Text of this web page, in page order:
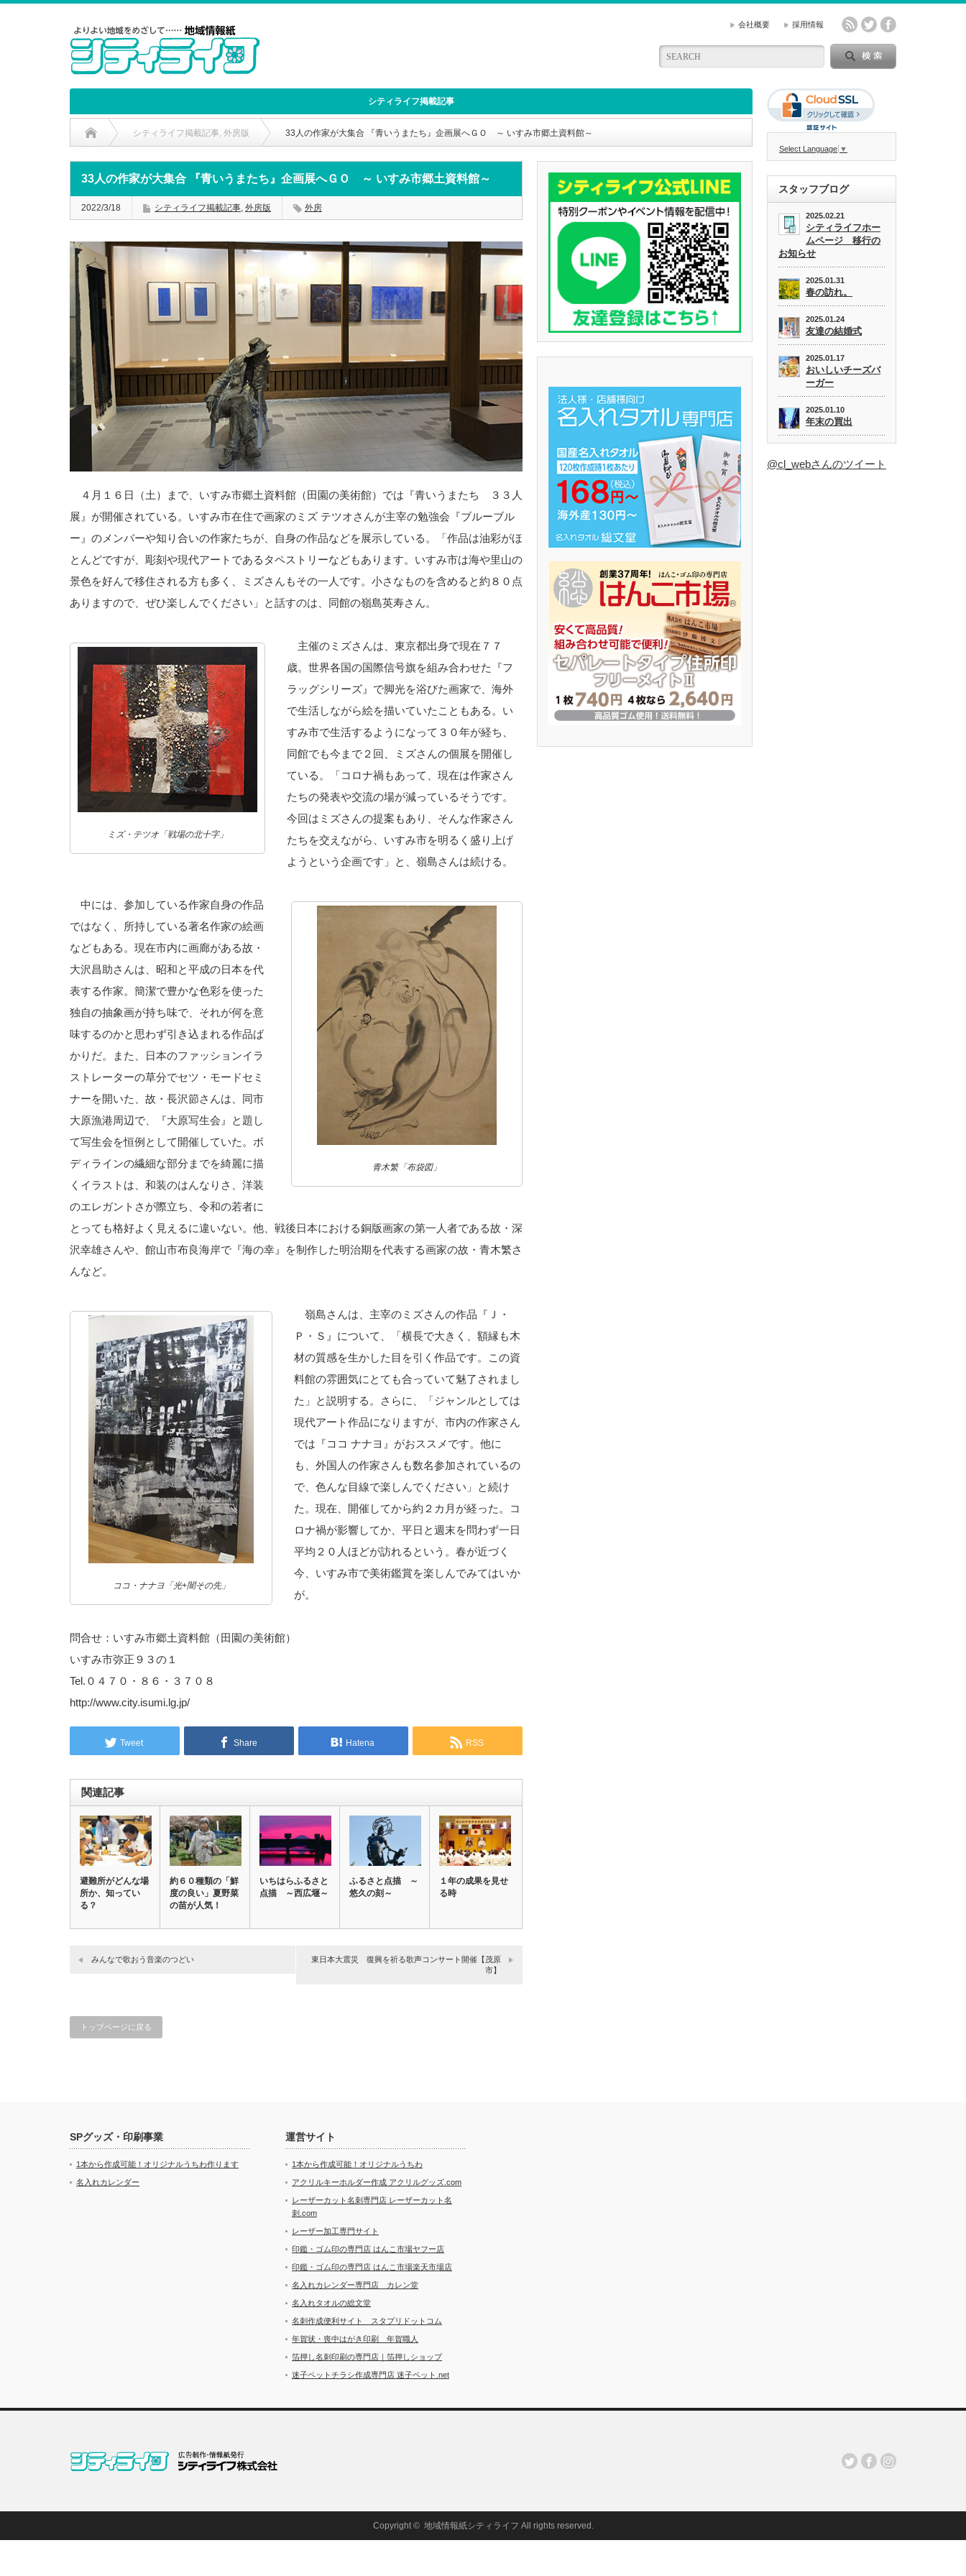
会社概要 採用情報
シティライフ掲載記事
シティライフ掲載記事, 外房版 33人の作家が大集合 『青いうまたち』企画展へＧＯ ～ いすみ市郷土資料館～
33人の作家が大集合 『青いうまたち』企画展へＧＯ ～ いすみ市郷土資料館～
2022/3/18 シティライフ掲載記事, 外房版 外房
４月１６日（土）まで、いすみ市郷土資料館（田園の美術館）では『青いうまたち ３３人
展』が開催されている。いすみ市在住で画家のミズ テツオさんが主宰の勉強会『ブルーブル
ー』のメンバーや知り合いの作家たちが、自身の作品などを展示している。「作品は油彩がほ
とんどですが、彫刻や現代アートであるタペストリーなどもあります。いすみ市は海や里山の
景色を好んで移住される方も多く、ミズさんもその一人です。小さなものを含めると約８０点
ありますので、ぜひ楽しんでください」と話すのは、同館の嶺島英寿さん。
ミズ・テツオ「戦場の北十字」
主催のミズさんは、東京都出身で現在７７
歳。世界各国の国際信号旗を組み合わせた『フ
ラッグシリーズ』で脚光を浴びた画家で、海外
で生活しながら絵を描いていたこともある。い
すみ市で生活するようになって３０年が経ち、
同館でも今まで２回、ミズさんの個展を開催し
ている。「コロナ禍もあって、現在は作家さん
たちの発表や交流の場が減っているそうです。
今回はミズさんの提案もあり、そんな作家さん
たちを交えながら、いすみ市を明るく盛り上げ
ようという企画です」と、嶺島さんは続ける。
青木繁「布袋図」
中には、参加している作家自身の作品
ではなく、所持している著名作家の絵画
などもある。現在市内に画廊がある故・
大沢昌助さんは、昭和と平成の日本を代
表する作家。簡潔で豊かな色彩を使った
独自の抽象画が持ち味で、それが何を意
味するのかと思わず引き込まれる作品ば
かりだ。また、日本のファッションイラ
ストレーターの草分でセツ・モードセミ
ナーを開いた、故・長沢節さんは、同市
大原漁港周辺で、『大原写生会』と題し
て写生会を恒例として開催していた。ボ
ディラインの繊細な部分までを綺麗に描
くイラストは、和装のはんなりさ、洋装
のエレガントさが際立ち、令和の若者に
とっても格好よく見えるに違いない。他、戦後日本における銅版画家の第一人者である故・深
沢幸雄さんや、館山市布良海岸で『海の幸』を制作した明治期を代表する画家の故・青木繁さ
んなど。
ココ・ナナヨ「光+闇その先」
嶺島さんは、主宰のミズさんの作品『Ｊ・
Ｐ・Ｓ』について、「横長で大きく、額縁も木
材の質感を生かした目を引く作品です。この資
料館の雰囲気にとても合っていて魅了されまし
た」と説明する。さらに、「ジャンルとしては
現代アート作品になりますが、市内の作家さん
では『ココ ナナヨ』がおススメです。他に
も、外国人の作家さんも数名参加されているの
で、色んな目線で楽しんでください」と続け
た。現在、開催してから約２カ月が経った。コ
ロナ禍が影響してか、平日と週末を問わず一日
平均２０人ほどが訪れるという。春が近づく
今、いすみ市で美術鑑賞を楽しんでみてはいか
が。
問合せ：いすみ市郷土資料館（田園の美術館）
いすみ市弥正９３の１
Tel.０４７０・８６・３７０８
http://www.city.isumi.lg.jp/
Tweet Share Hatena RSS
関連記事
避難所がどんな場
所か、知ってい
る？
約６０種類の「鮮
度の良い」夏野菜
の苗が人気！
いちはらふるさと
点描 ～西広堰～
ふるさと点描 ～
悠久の刻～
１年の成果を見せ
る時
みんなで歌おう音楽のつどい
東日本大震災 復興を祈る歌声コンサート開催【茂原
市】
トップページに戻る
Select Language ▼
スタッフブログ
2025.02.21
シティライフホー
ムページ 移行の
お知らせ
2025.01.31
春の訪れ。
2025.01.24
友達の結婚式
2025.01.17
おいしいチーズバ
ーガー
2025.01.10
年末の買出
@cl_webさんのツイート
SPグッズ・印刷事業
1本から作成可能！オリジナルうちわ作ります
名入れカレンダー
運営サイト
1本から作成可能！オリジナルうちわ
アクリルキーホルダー作成 アクリルグッズ.com
レーザーカット名刺専門店 レーザーカット名
刺.com
レーザー加工専門サイト
印鑑・ゴム印の専門店 はんこ市場ヤフー店
印鑑・ゴム印の専門店 はんこ市場楽天市場店
名入れカレンダー専門店 カレン堂
名入れタオルの総文堂
名刺作成便利サイト スタプリドットコム
年賀状・喪中はがき印刷 年賀職人
箔押し名刺印刷の専門店｜箔押しショップ
迷子ペットチラシ作成専門店 迷子ペット.net
Copyright © 地域情報紙シティライフ All rights reserved.